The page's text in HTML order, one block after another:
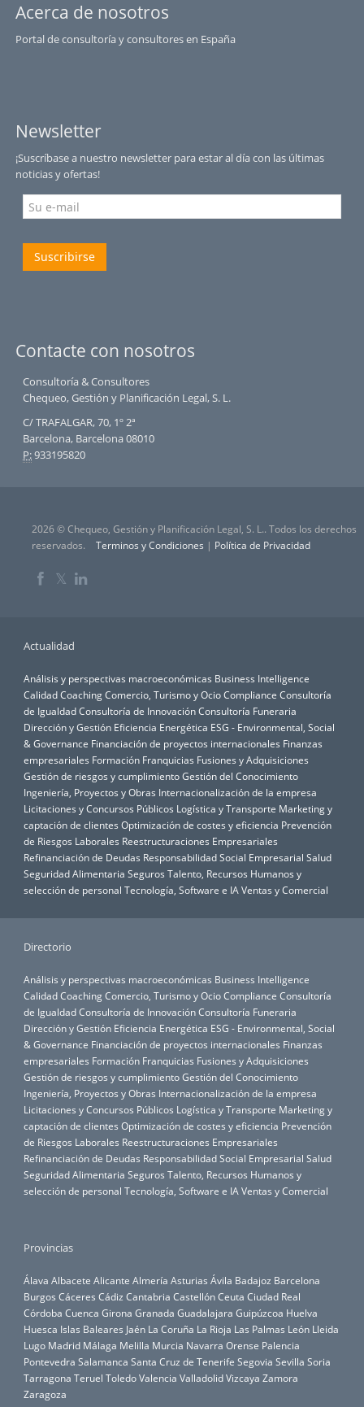
Acerca de nosotros
Portal de consultoría y consultores en España
Newsletter
¡Suscríbase a nuestro newsletter para estar al día con las últimas
noticias y ofertas!
Suscribirse
Contacte con nosotros
Consultoría & Consultores
Chequeo, Gestión y Planificación Legal, S. L.
C/ TRAFALGAR, 70, 1º 2ª
Barcelona, Barcelona 08010
P:933195820
2026 © Chequeo, Gestión y Planificación Legal, S. L.. Todos los derechos
reservados.
Terminos y Condiciones | Política de Privacidad
𝕏
Actualidad
Análisis y perspectivas macroeconómicas Business Intelligence
CalidadCoachingComercio, Turismo y OcioCompliance Consultoría
de IgualdadConsultoría de InnovaciónConsultoría Funeraria
Dirección y Gestión Eficiencia Energética ESG - Environmental, Social
& Governance Financiación de proyectos internacionales Finanzas
empresariales Formación Franquicias Fusiones y Adquisiciones
Gestión de riesgos y cumplimientoGestión del Conocimiento
Ingeniería, Proyectos y Obras Internacionalización de la empresa
Licitaciones y Concursos Públicos Logística y Transporte Marketing y
captación de clientes Optimización de costes y eficiencia Prevención
de Riesgos Laborales Reestructuraciones Empresariales
Refinanciación de Deudas Responsabilidad Social Empresarial Salud
Seguridad Alimentaria Seguros Talento, Recursos Humanos y
selección de personal Tecnología, Software e IAVentas y Comercial
Directorio
Análisis y perspectivas macroeconómicas Business Intelligence
CalidadCoachingComercio, Turismo y OcioCompliance Consultoría
de IgualdadConsultoría de InnovaciónConsultoría Funeraria
Dirección y Gestión Eficiencia Energética ESG - Environmental, Social
& Governance Financiación de proyectos internacionales Finanzas
empresariales Formación Franquicias Fusiones y Adquisiciones
Gestión de riesgos y cumplimientoGestión del Conocimiento
Ingeniería, Proyectos y Obras Internacionalización de la empresa
Licitaciones y Concursos Públicos Logística y Transporte Marketing y
captación de clientes Optimización de costes y eficiencia Prevención
de Riesgos Laborales Reestructuraciones Empresariales
Refinanciación de Deudas Responsabilidad Social Empresarial Salud
Seguridad Alimentaria Seguros Talento, Recursos Humanos y
selección de personal Tecnología, Software e IAVentas y Comercial
Provincias
Álava Albacete Alicante Almería Asturias Ávila Badajoz Barcelona
Burgos Cáceres Cádiz Cantabria CastellónCeuta Ciudad Real
Córdoba Cuenca Girona Granada Guadalajara Guipúzcoa Huelva
Huesca Islas Baleares Jaén La Coruña La Rioja Las Palmas León Lleida
Lugo Madrid Málaga Melilla Murcia Navarra Orense Palencia
Pontevedra Salamanca Santa Cruz de Tenerife Segovia Sevilla Soria
Tarragona Teruel ToledoValencia ValladolidVizcaya Zamora
Zaragoza